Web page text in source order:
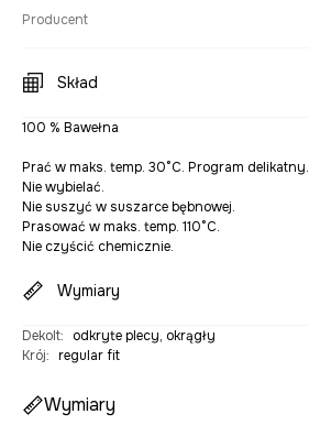
Producent
Skład
100 % Bawełna
Prać w maks. temp. 30°C. Program delikatny.
Nie wybielać.
Nie suszyć w suszarce bębnowej.
Prasować w maks. temp. 110°C.
Nie czyścić chemicznie.
Wymiary
Dekolt:
odkryte plecy, okrągły
Krój: regular fit
Wymiary